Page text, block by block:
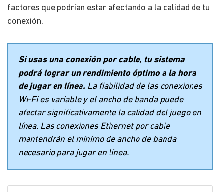
factores que podrían estar afectando a la calidad de tu
conexión.
Si usas una conexión por cable, tu sistema
podrá lograr un rendimiento óptimo a la hora
de jugar en línea. La fiabilidad de las conexiones
Wi-Fi es variable y el ancho de banda puede
afectar significativamente la calidad del juego en
línea. Las conexiones Ethernet por cable
mantendrán el mínimo de ancho de banda
necesario para jugar en línea.